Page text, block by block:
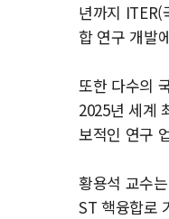
년까지
합 연구 개발
또한 다수의
2025년 세계
보적인 연구
황용석 교수
ST 핵융합로